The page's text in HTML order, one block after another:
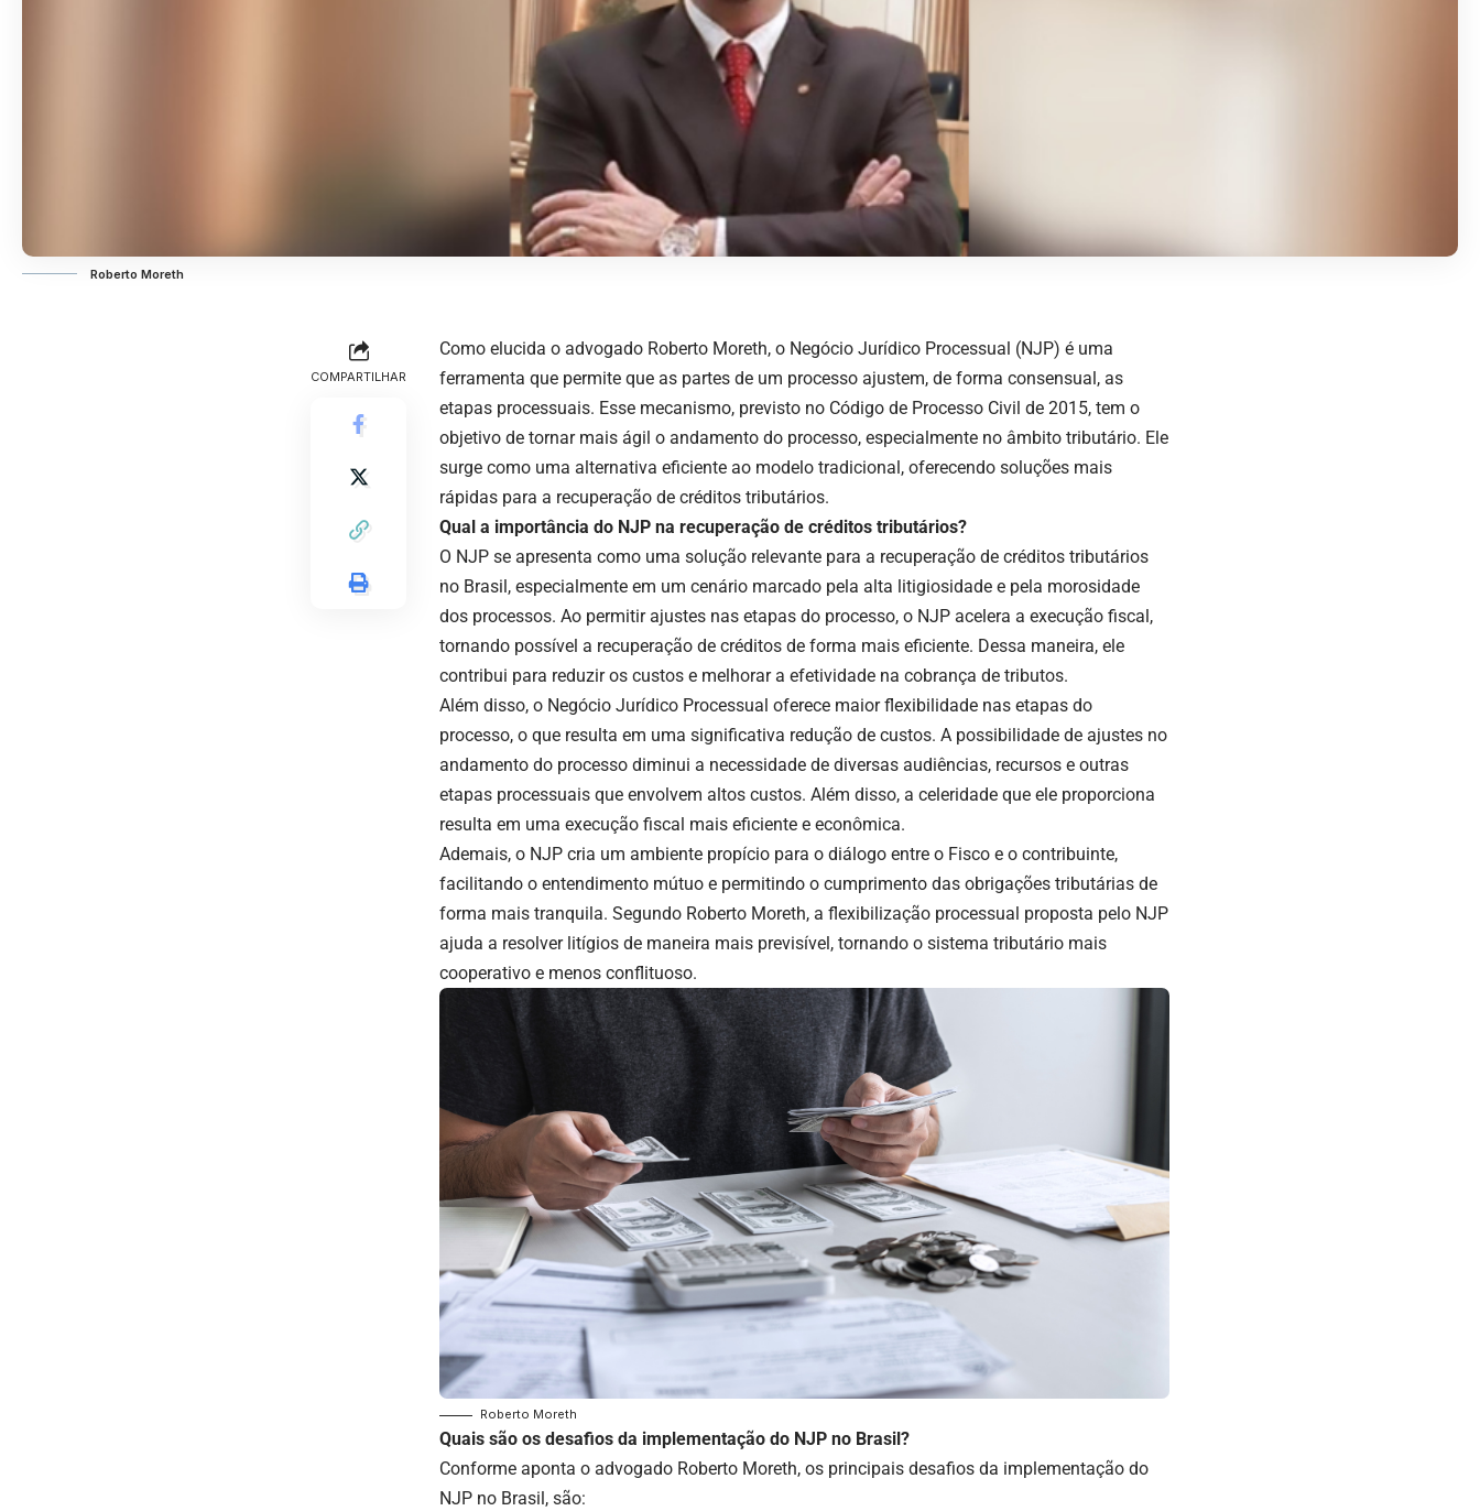
Roberto Moreth
COMPARTILHAR
Como elucida o advogado Roberto Moreth, o Negócio Jurídico Processual (NJP) é uma
ferramenta que permite que as partes de um processo ajustem, de forma consensual, as
etapas processuais. Esse mecanismo, previsto no Código de Processo Civil de 2015, tem o
objetivo de tornar mais ágil o andamento do processo, especialmente no âmbito tributário. Ele
surge como uma alternativa eficiente ao modelo tradicional, oferecendo soluções mais
rápidas para a recuperação de créditos tributários.
Qual a importância do NJP na recuperação de créditos tributários?
O NJP se apresenta como uma solução relevante para a recuperação de créditos tributários
no Brasil, especialmente em um cenário marcado pela alta litigiosidade e pela morosidade
dos processos. Ao permitir ajustes nas etapas do processo, o NJP acelera a execução fiscal,
tornando possível a recuperação de créditos de forma mais eficiente. Dessa maneira, ele
contribui para reduzir os custos e melhorar a efetividade na cobrança de tributos.
Além disso, o Negócio Jurídico Processual oferece maior flexibilidade nas etapas do
processo, o que resulta em uma significativa redução de custos. A possibilidade de ajustes no
andamento do processo diminui a necessidade de diversas audiências, recursos e outras
etapas processuais que envolvem altos custos. Além disso, a celeridade que ele proporciona
resulta em uma execução fiscal mais eficiente e econômica.
Ademais, o NJP cria um ambiente propício para o diálogo entre o Fisco e o contribuinte,
facilitando o entendimento mútuo e permitindo o cumprimento das obrigações tributárias de
forma mais tranquila. Segundo Roberto Moreth, a flexibilização processual proposta pelo NJP
ajuda a resolver litígios de maneira mais previsível, tornando o sistema tributário mais
cooperativo e menos conflituoso.
Roberto Moreth
Quais são os desafios da implementação do NJP no Brasil?
Conforme aponta o advogado Roberto Moreth, os principais desafios da implementação do
NJP no Brasil, são: